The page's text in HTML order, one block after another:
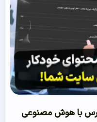
با هوش مصنوعی